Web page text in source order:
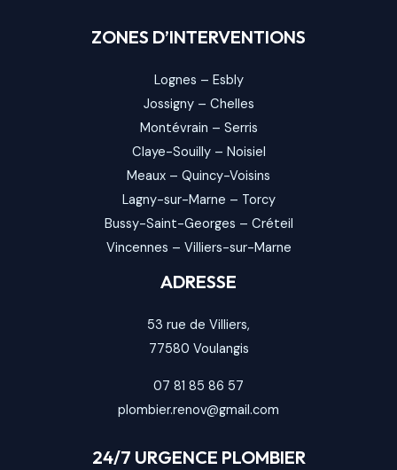
ZONES D’INTERVENTIONS
Lognes – Esbly
Jossigny– Chelles
Montévrain – Serris
Claye-Souilly– Noisiel
Meaux – Quincy-Voisins
Lagny-sur-Marne – Torcy
Bussy-Saint-Georges – Créteil
Vincennes – Villiers-sur-Marne
ADRESSE
53 rue de Villiers,
77580 Voulangis
07 81 85 86 57
plombier.renov@gmail.com
24/7 URGENCE PLOMBIER